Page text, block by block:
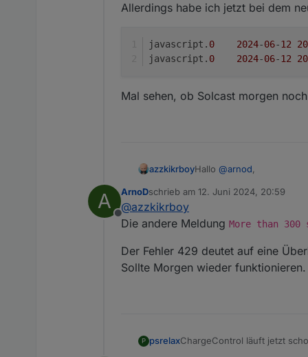
Allerdings habe ich jetzt bei dem
javascript. 0 2024-06-12 20
javascript. 0 2024-06-12 20
Mal sehen, ob Solcast morgen
azzkikrboyHallo @arnod
danke für die schnelle
Normalerweise ist das
Allerdings habe ich jetzt
javascript.0	2024-
Mal sehen, ob Solcast
A
Offline
ArnoDschrieb am 12. Juni 2024, 20:59
zuletzt editiert von
@azzkikrboy
Die andere Meldung More than
Der Fehler 429 deutet auf eine
Sollte Morgen wieder funktionieren.
P psrelaxChargeControl läuft jetzt